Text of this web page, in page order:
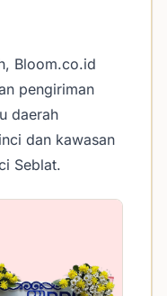
Bloom.co.id
pengiriman
daerah
dan kawasan
Seblat.